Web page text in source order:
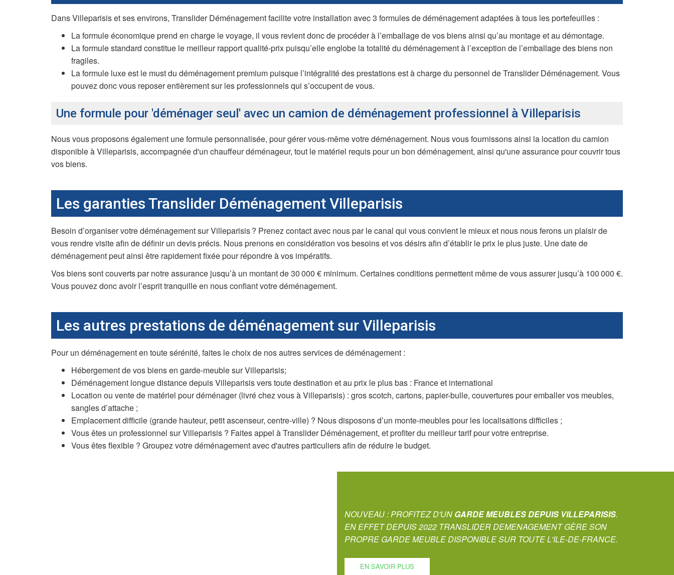
Dans Villeparisis et ses environs, Translider Déménagement facilite votre installation avec 3 formules de déménagement adaptées à tous les portefeuilles :
La formule économique prend en charge le voyage, il vous revient donc de procéder à l’emballage de vos biens ainsi qu’au montage et au démontage.
La formule standard constitue le meilleur rapport qualité-prix puisqu’elle englobe la totalité du déménagement à l’exception de l’emballage des biens non
fragiles.
La formule luxe est le must du déménagement premium puisque l’intégralité des prestations est à charge du personnel de Translider Déménagement. Vous
pouvez donc vous reposer entièrement sur les professionnels qui s’occupent de vous.
Une formule pour 'déménager seul' avec un camion de déménagement professionnel à Villeparisis
Nous vous proposons également une formule personnalisée, pour gérer vous-même votre déménagement. Nous vous fournissons ainsi la location du camion
disponible à Villeparisis, accompagnée d'un chauffeur déménageur, tout le matériel requis pour un bon déménagement, ainsi qu'une assurance pour couvrir tous
vos biens.
Les garanties Translider Déménagement Villeparisis
Besoin d’organiser votre déménagement sur Villeparisis ? Prenez contact avec nous par le canal qui vous convient le mieux et nous nous ferons un plaisir de
vous rendre visite afin de définir un devis précis. Nous prenons en considération vos besoins et vos désirs afin d’établir le prix le plus juste. Une date de
déménagement peut ainsi être rapidement fixée pour répondre à vos impératifs.
Vos biens sont couverts par notre assurance jusqu’à un montant de 30 000 € minimum. Certaines conditions permettent même de vous assurer jusqu’à 100 000 €.
Vous pouvez donc avoir l’esprit tranquille en nous confiant votre déménagement.
Les autres prestations de déménagement sur Villeparisis
Pour un déménagement en toute sérénité, faites le choix de nos autres services de déménagement :
Hébergement de vos biens en garde-meuble sur Villeparisis;
Déménagement longue distance depuis Villeparisis vers toute destination et au prix le plus bas : France et international
Location ou vente de matériel pour déménager (livré chez vous à Villeparisis) : gros scotch, cartons, papier-bulle, couvertures pour emballer vos meubles,
sangles d’attache ;
Emplacement difficile (grande hauteur, petit ascenseur, centre-ville) ? Nous disposons d’un monte-meubles pour les localisations difficiles ;
Vous êtes un professionnel sur Villeparisis ? Faites appel à Translider Déménagement, et profiter du meilleur tarif pour votre entreprise.
Vous êtes flexible ? Groupez votre déménagement avec d'autres particuliers afin de réduire le budget.
NOUVEAU : PROFITEZ D'UN GARDE MEUBLES DEPUIS VILLEPARISIS.
EN EFFET DEPUIS 2022 TRANSLIDER DEMENAGEMENT GÈRE SON
PROPRE GARDE MEUBLE DISPONIBLE SUR TOUTE L'ILE-DE-FRANCE.
EN SAVOIR PLUS